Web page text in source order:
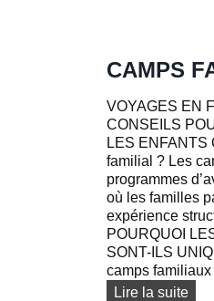
CAMPS
VOYAGES EN
CONSEILS
LES ENFANTS
familial ? Les
programmes
où les familles
expérience
POURQUOI
SONT-ILS
camps
Lire la suiteC